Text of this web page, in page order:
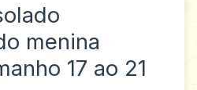
menina
17 ao 21